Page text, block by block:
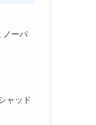
ノーバ
ャッド